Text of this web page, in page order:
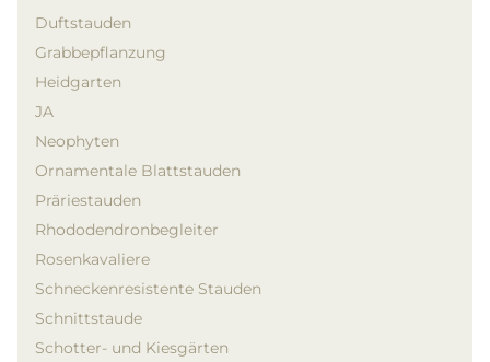
Duftstauden
Grabbepflanzung
Heidgarten
JA
Neophyten
Ornamentale Blattstauden
Präriestauden
Rhododendronbegleiter
Rosenkavaliere
Schneckenresistente Stauden
Schnittstaude
Schotter- und Kiesgärten